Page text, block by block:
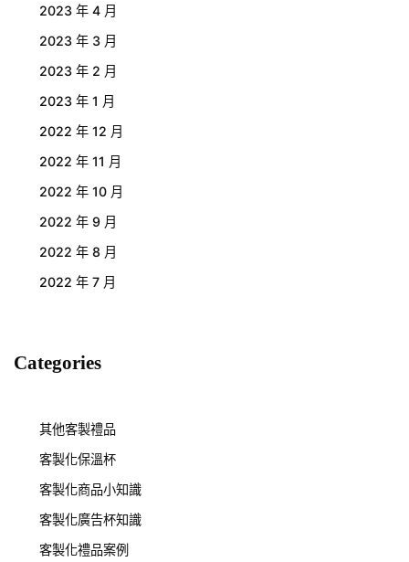
2023 年 4 月
2023 年 3 月
2023 年 2 月
2023 年 1 月
2022 年 12 月
2022 年 11 月
2022 年 10 月
2022 年 9 月
2022 年 8 月
2022 年 7 月
Categories
其他客製禮品
客製化保溫杯
客製化商品小知識
客製化廣告杯知識
客製化禮品案例